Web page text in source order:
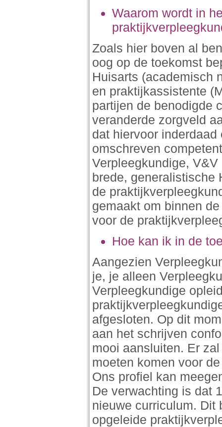
Waarom wordt in
Zoals hier boven al
oog op de toekomst
Huisarts (academisch
en praktijkassistente
partijen de benodigde
veranderde zorgveld
dat hiervoor
omschreven
Verpleegkundige,
brede, generalistische
de
gemaakt om binnen
voor de
Hoe kan ik in de
Aangezien
je, je alleen
Verpleegkundige
afgesloten. Op dit
aan het schrijven
mooi aansluiten. Er
moeten komen voor
Ons profiel kan
De verwachting is dat
nieuwe curriculum. Dit
opgeleide